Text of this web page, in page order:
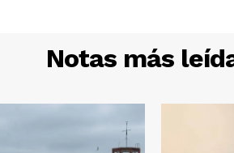
Notas más